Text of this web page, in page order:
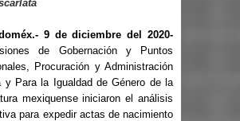
9 de diciembre del 2020-
de Gobernación y Puntos
Procuración y Administración
y Para la Igualdad de Género de la
mexiquense iniciaron el análisis
para expedir actas de nacimiento